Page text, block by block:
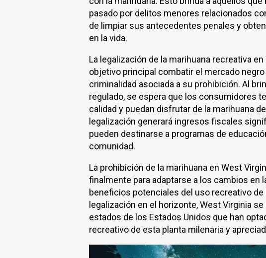
pasado por delitos menores relacionados
de limpiar sus antecedentes penales y
en la vida.
La legalización de la marihuana recreativa
objetivo principal combatir el mercado
criminalidad asociada a su prohibición. Al
regulado, se espera que los consumidores
calidad y puedan disfrutar de la marihuana
legalización generará ingresos fiscales
pueden destinarse a programas de
comunidad.
La prohibición de la marihuana en West
finalmente para adaptarse a los cambios en
beneficios potenciales del uso recreativo de
legalización en el horizonte, West Virginia
estados de los Estados Unidos que han
recreativo de esta planta milenaria y